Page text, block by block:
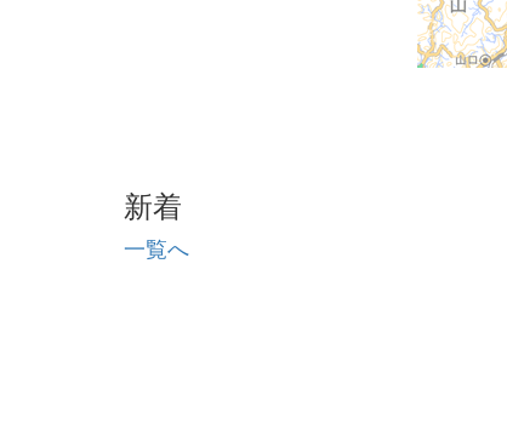
新着
一覧へ